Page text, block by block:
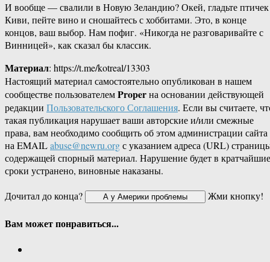
И вообще — свалили в Новую Зеландию? Окей, гладьте птичек
Киви, пейте вино и сношайтесь с хоббитами. Это, в конце
концов, ваш выбор. Нам пофиг. «Никогда не разговаривайте с
Винницей», как сказал бы классик.
Материал: https://t.me/kotreal/13303
Настоящий материал самостоятельно опубликован в нашем
сообществе пользователемProperна основании действующей
редакции Пользовательского Соглашения. Если вы считаете,
такая публикация нарушает ваши авторские и/или смежные
права, вам необходимо сообщить об этом администрации сайта
на EMAILabuse@newru.orgс указанием адреса (URL)
содержащей спорный материал. Нарушение будет в кратчайшие
сроки устранено, виновные наказаны.
Дочитал до конца?
Жми кнопку!
Вам может понравиться...